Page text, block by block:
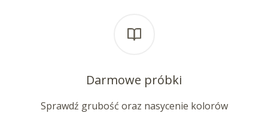
Darmowe próbki
Sprawdź grubość oraz nasycenie kolorów